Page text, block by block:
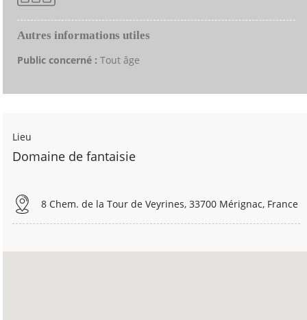
Autres informations utiles
Public concerné : Tout âge
Lieu
Domaine de fantaisie
8 Chem. de la Tour de Veyrines, 33700 Mérignac, France